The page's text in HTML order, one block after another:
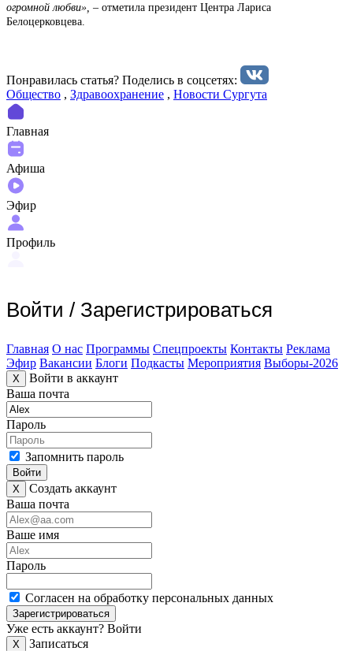
огромной любви», – отметила президент Центра Лариса
Белоцерковцева.
Понравилась статья? Поделиcь в соцсетях:
Общество , Здравоохранение , Новости Сургута
Главная
Афиша
Эфир
Профиль
Войти / Зарегистрироваться
Главная О нас Программы Спецпроекты Контакты Реклама
Эфир Вакансии Блоги Подкасты Мероприятия Выборы-2026
X
Войти в аккаунт
Ваша почта
Пароль
Запомнить пароль
Войти
X
Создать аккаунт
Ваша почта
Ваше имя
Пароль
Согласен на обработку персональных данных
Зарегистрироваться
Уже есть аккаунт? Войти
X
Записаться